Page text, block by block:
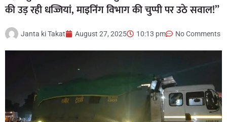
की उड़ रही धज्जियां, माइनिंग विभाग की चुप्पी पर उठे सवाल!”
Janta ki Takat August 27, 2025 10:13 pm No Comments